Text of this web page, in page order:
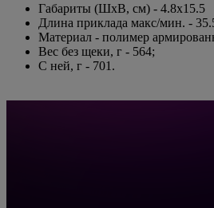
Габариты (ШхВ, см) - 4.8х15.5
Длина приклада макс/мин. -
Материал - полимер
Вес без щеки, г - 564;
С ней, г - 701.